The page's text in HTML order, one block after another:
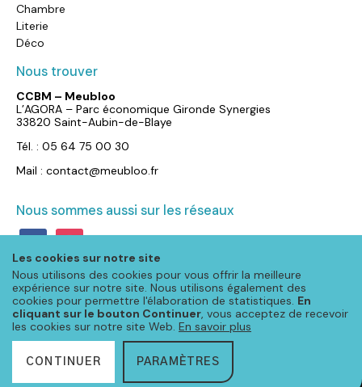
Les cookies sur notre site
Nous utilisons des cookies pour vous offrir la meilleure
expérience sur notre site. Nous utilisons également des
cookies pour permettre l'élaboration de statistiques. En
cliquant sur le bouton Continuer, vous acceptez de recevoir
les cookies sur notre site Web. En savoir plus
CONTINUER PARAMÈTRES
Chambre
Literie
Déco
Nous trouver
CCBM – Meubloo
L’AGORA – Parc économique Gironde Synergies
33820 Saint-Aubin-de-Blaye
Tél. : 05 64 75 00 30
Mail : contact@meubloo.fr
Nous sommes aussi sur les réseaux
facebookinstagram
© Meubloo 2026 – Tous droits réservés